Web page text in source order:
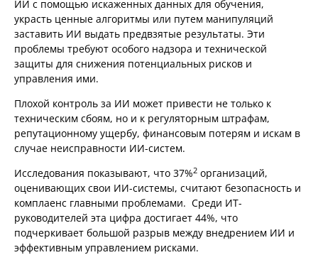
ИИ с помощью искаженных данных для обучения,
украсть ценные алгоритмы или путем манипуляций
заставить ИИ выдать предвзятые результаты. Эти
проблемы требуют особого надзора и технической
защиты для снижения потенциальных рисков и
управления ими.
Плохой контроль за ИИ может привести не только к
техническим сбоям, но и к регуляторным штрафам,
репутационному ущербу, финансовым потерям и искам в
случае неисправности ИИ-систем.
Исследования показывают, что 37%2 организаций,
оценивающих свои ИИ-системы, считают безопасность и
комплаенс главными проблемами. Среди ИТ-
руководителей эта цифра достигает 44%, что
подчеркивает большой разрыв между внедрением ИИ и
эффективным управлением рисками.